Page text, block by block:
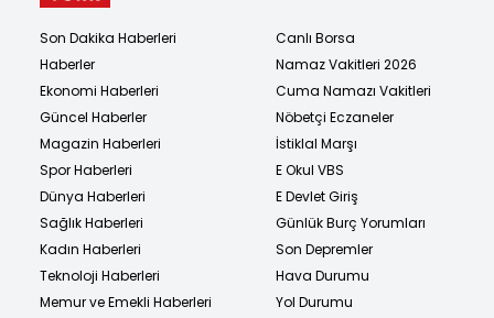
Son Dakika Haberleri
Haberler
Ekonomi Haberleri
Güncel Haberler
Magazin Haberleri
Spor Haberleri
Dünya Haberleri
Sağlık Haberleri
Kadın Haberleri
Teknoloji Haberleri
Memur ve Emekli Haberleri
Canlı Borsa
Namaz Vakitleri 2026
Cuma Namazı Vakitleri
Nöbetçi Eczaneler
İstiklal Marşı
E Okul VBS
E Devlet Giriş
Günlük Burç Yorumları
Son Depremler
Hava Durumu
Yol Durumu